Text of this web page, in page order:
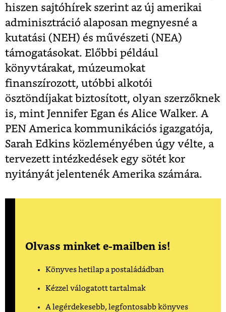
hiszen sajtóhírek szerint az új amerikai
adminisztráció alaposan megnyesné a
kutatási (NEH) és művészeti (NEA)
támogatásokat. Előbbi például
könyvtárakat, múzeumokat
finanszírozott, utóbbi alkotói
ösztöndíjakat biztosított, olyan szerzőknek
is, mint Jennifer Egan és Alice Walker. A
PEN America kommunikációs igazgatója,
Sarah Edkins közleményében úgy vélte, a
tervezett intézkedések egy sötét kor
nyitányát jelentenék Amerika számára.
Olvass minket e-mailben is!
Könyves hetilap a postaládádban
Kézzel válogatott tartalmak
A legérdekesebb, legfontosabb könyves